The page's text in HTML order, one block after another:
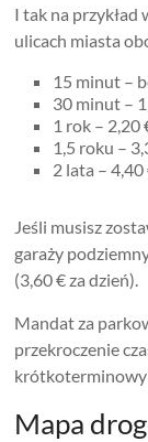
I tak na przykład
ulicach miasta
15 minut –
30 minut –
1 rok – 2,20
1,5 roku –
2 lata – 4,40
Jeśli musisz
garaży
(3,60 € za dzień).
Mandat za
przekroczenie
Mapa